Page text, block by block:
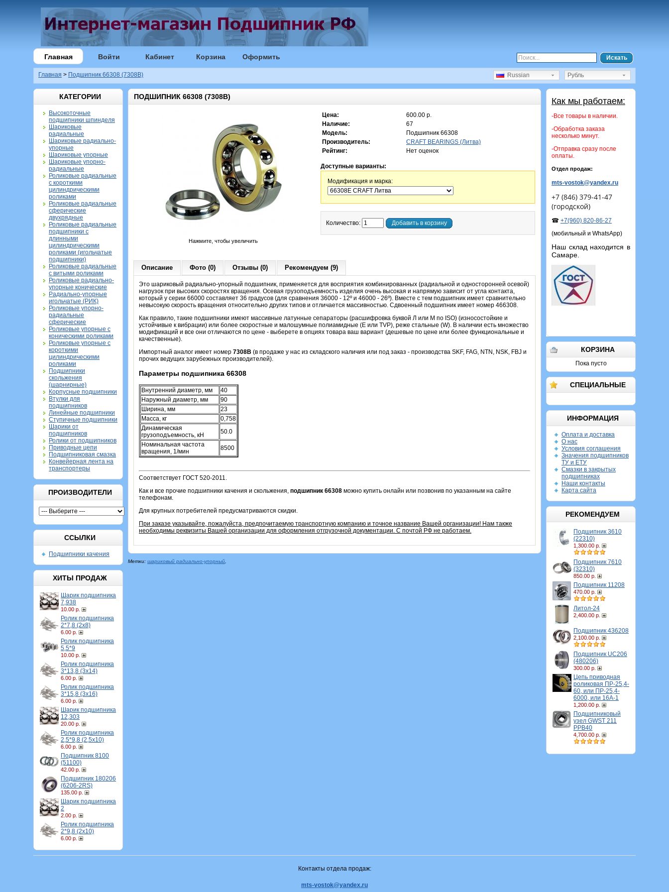
Главная Войти Кабинет Корзина Оформить Искать
Главная > Подшипник 66308 (7308B) Рубль
Russian
КАТЕГОРИИ
Высокоточные
подшипники шпинделя
Шариковые
радиальные
Шариковые радиально-
упорные
Шариковые упорные
Шариковые упорно-
радиальные
Роликовые радиальные
с короткими
цилиндрическими
роликами
Роликовые радиальные
сферические
двухрядные
Роликовые радиальные
подшипники с
длинными
цилиндрическими
роликами (игольчатые
подшипники)
Роликовые радиальные
с витыми роликами
Роликовые радиально-
упорные конические
Радиально-упорные
игольчатые (РИК)
Роликовые упорно-
радиальные
сферические
Роликовые упорные с
коническими роликами
Роликовые упорные с
короткими
цилиндрическими
роликами
Подшипники
скольжения
(шарнирные)
Корпусные подшипники
Втулки для
подшипников
Линейные подшипники
Ступичные подшипники
Шарики от
подшипников
Ролики от подшипников
Приводные цепи
Подшипниковая смазка
Конвейерная лента на
транспортеры
ПРОИЗВОДИТЕЛИ
ССЫЛКИ
Подшипники качения
ХИТЫ ПРОДАЖ
Шарик подшипника
7,938
10.00 р.
Ролик подшипника
2*7,8 (2х8)
6.00 р.
Ролик подшипника
5,5*9
10.00 р.
Ролик подшипника
3*13,8 (3х14)
6.00 р.
Ролик подшипника
3*15,8 (3х16)
6.00 р.
Шарик подшипника
12,303
20.00 р.
Ролик подшипника
2,5*9,8 (2,5х10)
6.00 р.
Подшипник 8100
(51100)
42.00 р.
Подшипник 180206
(6206-2RS)
135.00 р.
Шарик подшипника
2
2.00 р.
Ролик подшипника
2*9,8 (2х10)
6.00 р.
Как мы работаем:
-Все товары в наличии.
-Обработка заказа
несколько минут.
-Отправка сразу после
оплаты.
Отдел продаж:
mts-vostok@yandex.ru
+7 (846) 379-41-47
(городской)
☎ +7(960) 820-86-27
(мобильный и WhatsApp)
Наш склад находится в
Самаре.
КОРЗИНА
Пока пусто
СПЕЦИАЛЬНЫЕ
ИНФОРМАЦИЯ
Оплата и доставка
О нас
Условия соглашения
Значения подшипников
ТУ и ЕТУ
Смазки в закрытых
подшипниках
Наши контакты
Карта сайта
РЕКОМЕНДУЕМ
Подшипник 3610
(22310)
1,300.00 р.
Подшипник 7610
(32310)
850.00 р.
Подшипник 11208
470.00 р.
Литол-24
2,400.00 р.
Подшипник 436208
2,100.00 р.
Подшипник UC206
(480206)
300.00 р.
Цепь приводная
роликовая ПР-25,4-
60, или ПР-25,4-
6000, или 16A-1
1,200.00 р.
Подшипниковый
узел GWST 211
PPB40
4,700.00 р.
ПОДШИПНИК 66308 (7308B)
Нажмите, чтобы увеличить
Цена:
600.00 р.
Наличие:
67
Модель:
Подшипник 66308
Производитель:
CRAFT BEARINGS (Литва)
Рейтинг:
Нет оценок
Доступные варианты:
Модификация и марка:
Количество: Добавить в корзину
Описание Фото (0) Отзывы (0) Рекомендуем (9)
Это шариковый радиально-упорный подшипник, применяется для восприятия комбинированных (радиальной и односторонней осевой)
нагрузок при высоких скоростях вращения. Осевая грузоподъемность изделия очень высокая и напрямую зависит от угла контакта,
который у серии 66000 составляет 36 градусов (для сравнения 36000 - 12º и 46000 - 26º). Вместе с тем подшипник имеет сравнительно
невысокую скорость вращения относительно других типов и отличается массивностью. Сдвоенный подшипник имеет номер 466308.
Как правило, такие подшипники имеют массивные латунные сепараторы (расшифровка буквой Л или M по ISO) (износостойкие и
устойчивые к вибрации) или более скоростные и малошумные полиамидные (Е или TVP), реже стальные (W). В наличии есть множество
модификаций и все они отличаются по цене - выберете в опциях товара ваш вариант (дешевые по цене или более функциональные и
качественные).
Импортный аналог имеет номер 7308B (в продаже у нас из складского наличия или под заказ - производства SKF, FAG, NTN, NSK, FBJ и
прочих ведущих зарубежных производителей).
Параметры подшипника 66308
Внутренний диаметр, мм
40
Наружный диаметр, мм
90
Ширина, мм
23
Масса, кг
0,758
Динамическая
грузоподъемность, кН
50.0
Номинальная частота
вращения, 1/мин
8500
Соответствует ГОСТ 520-2011.
Как и все прочие подшипники качения и скольжения, подшипник 66308 можно купить онлайн или позвонив по указанным на сайте
телефонам.
Для крупных потребителей предусматриваются скидки.
При заказе указывайте, пожалуйста, предпочитаемую транспортную компанию и точное название Вашей организации! Нам также
необходимы реквизиты Вашей организации для оформления отгрузочной документации. С почтой РФ не работаем.
Метки: шариковый радиально-упорный
Контакты отдела продаж:
mts-vostok@yandex.ru